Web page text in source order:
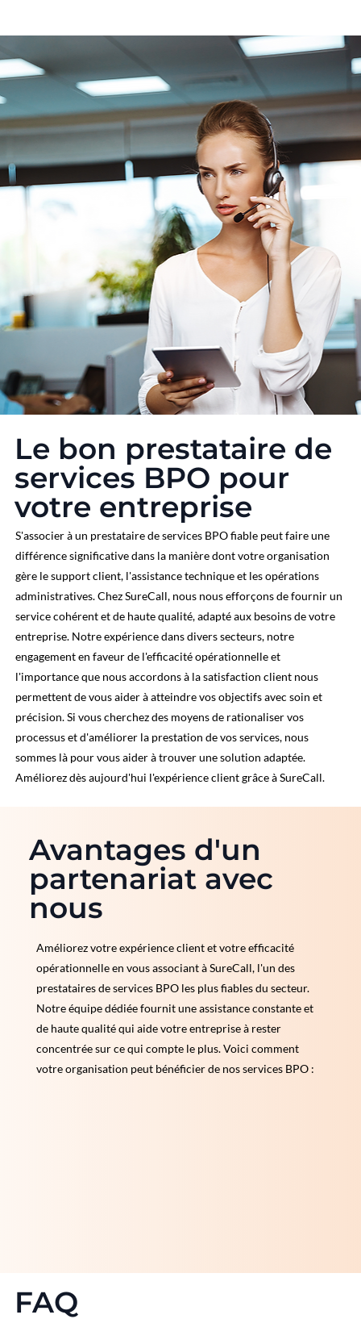
FAQ
Avantages d'un
partenariat avec
nous
Améliorez votre expérience client et votre efficacité
opérationnelle en vous associant à SureCall, l'un des
prestataires de services BPO les plus fiables du secteur.
Notre équipe dédiée fournit une assistance constante et
de haute qualité qui aide votre entreprise à rester
concentrée sur ce qui compte le plus. Voici comment
votre organisation peut bénéficier de nos services BPO :
Le bon prestataire de
services BPO pour
votre entreprise
S'associer à un prestataire de services BPO fiable peut faire une
différence significative dans la manière dont votre organisation
gère le support client, l'assistance technique et les opérations
administratives. Chez SureCall, nous nous efforçons de fournir un
service cohérent et de haute qualité, adapté aux besoins de votre
entreprise. Notre expérience dans divers secteurs, notre
engagement en faveur de l'efficacité opérationnelle et
l'importance que nous accordons à la satisfaction client nous
permettent de vous aider à atteindre vos objectifs avec soin et
précision. Si vous cherchez des moyens de rationaliser vos
processus et d'améliorer la prestation de vos services, nous
sommes là pour vous aider à trouver une solution adaptée.
Améliorez dès aujourd'hui l'expérience client grâce à SureCall.